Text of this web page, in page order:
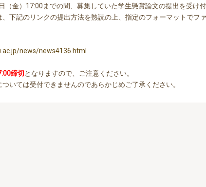
（金）17:00までの間、募集していた学生懸賞論文の提出を受け付
下記のリンクの提出方法を熟読の上、指定のフォーマットでフ
news/news4136.html
締切となりますので、ご注意ください。
いては受付できませんのであらかじめご了承ください。